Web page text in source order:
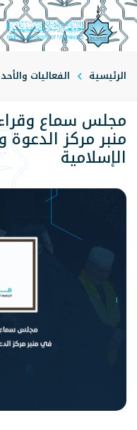
الرئيسية الفعاليات
مجلس سماع
منبر مركز الدعوة
الإسلامية